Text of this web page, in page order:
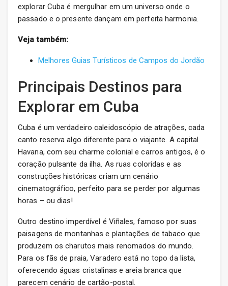
explorar Cuba é mergulhar em um universo onde o
passado e o presente dançam em perfeita harmonia.
Veja também:
Melhores Guias Turísticos de Campos do Jordão
Principais Destinos para
Explorar em Cuba
Cuba é um verdadeiro caleidoscópio de atrações, cada
canto reserva algo diferente para o viajante. A capital
Havana, com seu charme colonial e carros antigos, é o
coração pulsante da ilha. As ruas coloridas e as
construções históricas criam um cenário
cinematográfico, perfeito para se perder por algumas
horas – ou dias!
Outro destino imperdível é Viñales, famoso por suas
paisagens de montanhas e plantações de tabaco que
produzem os charutos mais renomados do mundo.
Para os fãs de praia, Varadero está no topo da lista,
oferecendo águas cristalinas e areia branca que
parecem cenário de cartão-postal.